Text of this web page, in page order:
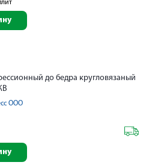
до бедра кругловязаный
ООО